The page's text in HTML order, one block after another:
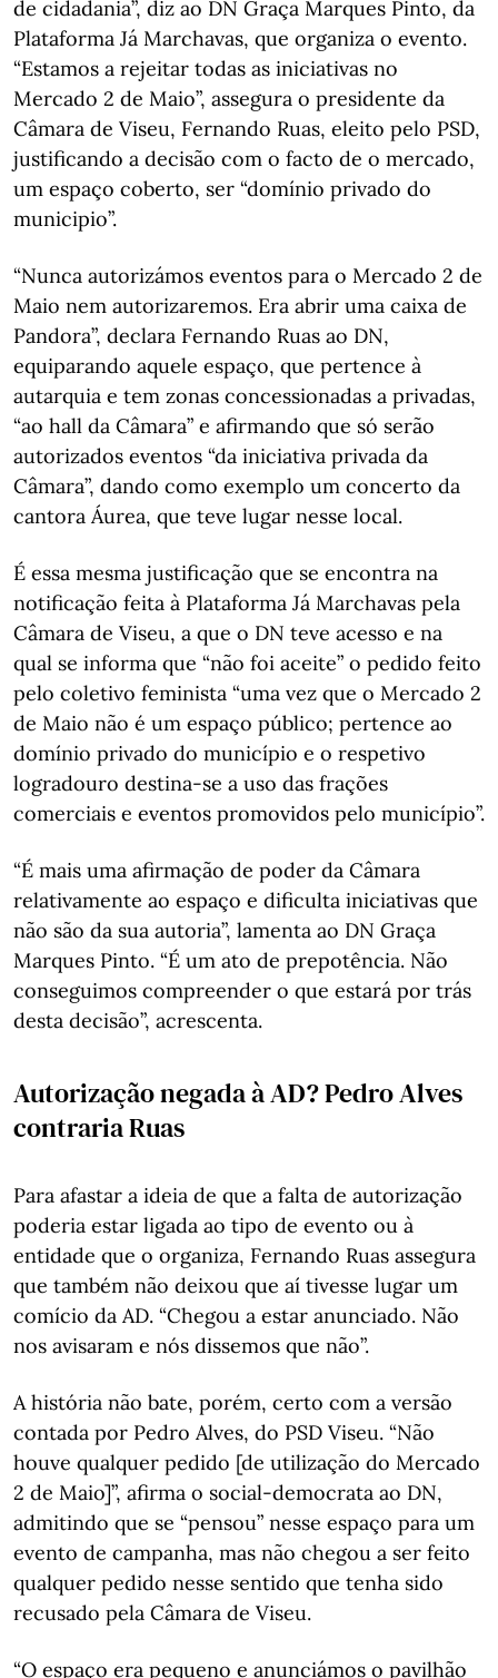
de cidadania”, diz ao DN Graça Marques Pinto, da
Plataforma Já Marchavas, que organiza o evento.
“Estamos a rejeitar todas as iniciativas no
Mercado 2 de Maio”, assegura o presidente da
Câmara de Viseu, Fernando Ruas, eleito pelo PSD,
justificando a decisão com o facto de o mercado,
um espaço coberto, ser “domínio privado do
municipio”.
“Nunca autorizámos eventos para o Mercado 2 de
Maio nem autorizaremos. Era abrir uma caixa de
Pandora”, declara Fernando Ruas ao DN,
equiparando aquele espaço, que pertence à
autarquia e tem zonas concessionadas a privadas,
“ao hall da Câmara” e afirmando que só serão
autorizados eventos “da iniciativa privada da
Câmara”, dando como exemplo um concerto da
cantora Áurea, que teve lugar nesse local.
É essa mesma justificação que se encontra na
notificação feita à Plataforma Já Marchavas pela
Câmara de Viseu, a que o DN teve acesso e na
qual se informa que “não foi aceite” o pedido feito
pelo coletivo feminista “uma vez que o Mercado 2
de Maio não é um espaço público; pertence ao
domínio privado do município e o respetivo
logradouro destina-se a uso das frações
comerciais e eventos promovidos pelo município”.
“É mais uma afirmação de poder da Câmara
relativamente ao espaço e dificulta iniciativas que
não são da sua autoria”, lamenta ao DN Graça
Marques Pinto. “É um ato de prepotência. Não
conseguimos compreender o que estará por trás
desta decisão”, acrescenta.
Autorização negada à AD? Pedro Alves
contraria Ruas
Para afastar a ideia de que a falta de autorização
poderia estar ligada ao tipo de evento ou à
entidade que o organiza, Fernando Ruas assegura
que também não deixou que aí tivesse lugar um
comício da AD. “Chegou a estar anunciado. Não
nos avisaram e nós dissemos que não”.
A história não bate, porém, certo com a versão
contada por Pedro Alves, do PSD Viseu. “Não
houve qualquer pedido [de utilização do Mercado
2 de Maio]”, afirma o social-democrata ao DN,
admitindo que se “pensou” nesse espaço para um
evento de campanha, mas não chegou a ser feito
qualquer pedido nesse sentido que tenha sido
recusado pela Câmara de Viseu.
“O espaço era pequeno e anunciámos o pavilhão